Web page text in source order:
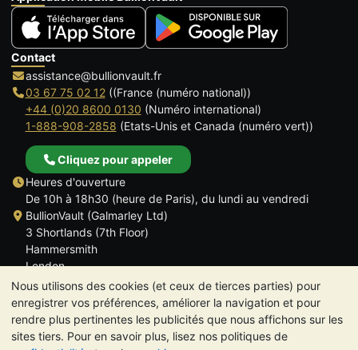
Nous utilisons des cookies (et ceux de tierces parties) pour
enregistrer vos préférences, améliorer la navigation et pour
rendre plus pertinentes les publicités que nous affichons sur les
sites tiers. Pour en savoir plus, lisez nos politiques de
Contact
assistance@bullionvault.fr
03 67 75 02 12((France (numéro national))
+44 (0)20 8600 0130 (Numéro international)
1-888-908-2858 (Etats-Unis et Canada (numéro vert))
Cliquez pour appeler
Heures d'ouverture
De 10h à 18h30 (heure de Paris), du lundi au vendredi
BullionVault (Galmarley Ltd)
3 Shortlands (7th Floor)
Hammersmith
London
W6 8DA
ROYAUME UNI